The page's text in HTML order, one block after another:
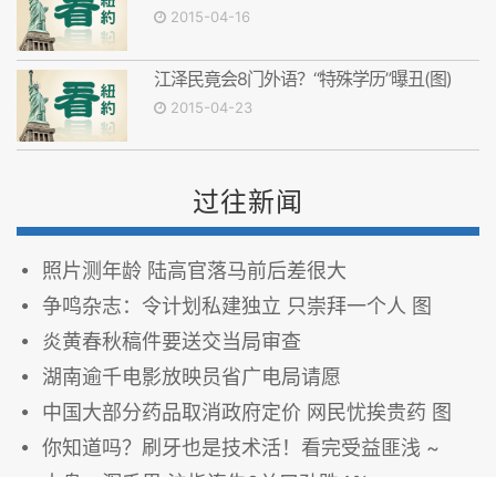
2015-04-16
江泽民竟会8门外语？“特殊学历”曝丑(图)
2015-04-23
过往新闻
照片测年龄 陆高官落马前后差很大
争鸣杂志：令计划私建独立 只崇拜一个人 图
炎黄春秋稿件要送交当局审查
湖南逾千电影放映员省广电局请愿
中国大部分药品取消政府定价 网民忧挨贵药 图
你知道吗？刷牙也是技术活！看完受益匪浅 ~